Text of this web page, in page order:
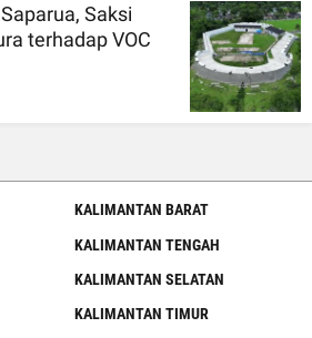
Saksi
terhadap VOC
KALIMANTAN BARAT
KALIMANTAN TENGAH
KALIMANTAN SELATAN
KALIMANTAN TIMUR